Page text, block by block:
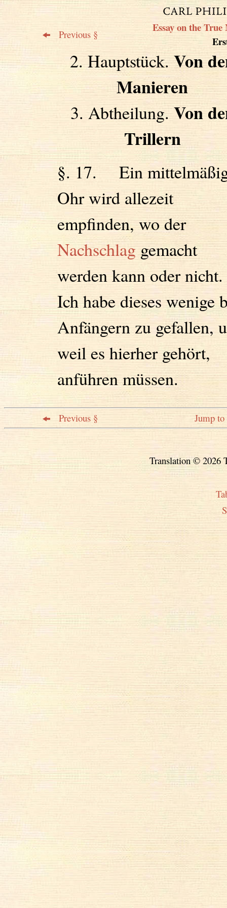
Previous §
Essay on the
2. Hauptstück.Von
Manieren
3. Abtheilung. Von
Trillern
§. 17. Ein
Ohr wird allezeit
empfinden, wo der
Nachschlaggemacht
werden kann oder nicht.
Ich habe dieses wenige
Anfängern zu gefallen,
weil es hierher gehört,
anführen müssen.
Previous § Jump
Translation © 2026